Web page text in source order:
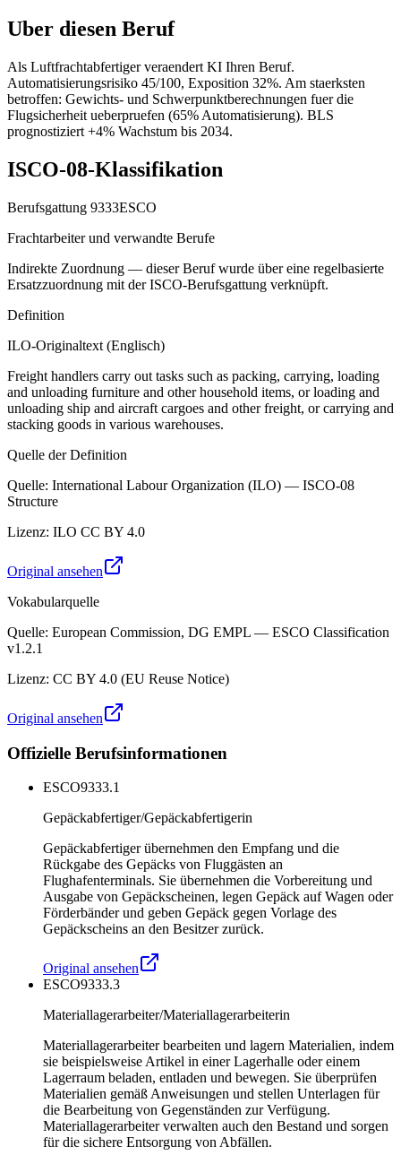
Uber diesen Beruf
Als Luftfrachtabfertiger veraendert KI Ihren Beruf.
Automatisierungsrisiko 45/100, Exposition 32%. Am staerksten
betroffen: Gewichts- und Schwerpunktberechnungen fuer die
Flugsicherheit ueberpruefen (65% Automatisierung). BLS
prognostiziert +4% Wachstum bis 2034.
ISCO-08-Klassifikation
Berufsgattung 9333ESCO
Frachtarbeiter und verwandte Berufe
Indirekte Zuordnung — dieser Beruf wurde über eine regelbasierte
Ersatzzuordnung mit der ISCO-Berufsgattung verknüpft.
Definition
ILO-Originaltext (Englisch)
Freight handlers carry out tasks such as packing, carrying, loading
and unloading furniture and other household items, or loading and
unloading ship and aircraft cargoes and other freight, or carrying and
stacking goods in various warehouses.
Quelle der Definition
Quelle: International Labour Organization (ILO) — ISCO-08
Structure
Lizenz: ILO CC BY 4.0
Original ansehen
Vokabularquelle
Quelle: European Commission, DG EMPL — ESCO Classification
v1.2.1
Lizenz: CC BY 4.0 (EU Reuse Notice)
Original ansehen
Offizielle Berufsinformationen
ESCO9333.1
Gepäckabfertiger/Gepäckabfertigerin
Gepäckabfertiger übernehmen den Empfang und die
Rückgabe des Gepäcks von Fluggästen an
Flughafenterminals. Sie übernehmen die Vorbereitung und
Ausgabe von Gepäckscheinen, legen Gepäck auf Wagen oder
Förderbänder und geben Gepäck gegen Vorlage des
Gepäckscheins an den Besitzer zurück.
Original ansehen
ESCO9333.3
Materiallagerarbeiter/Materiallagerarbeiterin
Materiallagerarbeiter bearbeiten und lagern Materialien, indem
sie beispielsweise Artikel in einer Lagerhalle oder einem
Lagerraum beladen, entladen und bewegen. Sie überprüfen
Materialien gemäß Anweisungen und stellen Unterlagen für
die Bearbeitung von Gegenständen zur Verfügung.
Materiallagerarbeiter verwalten auch den Bestand und sorgen
für die sichere Entsorgung von Abfällen.